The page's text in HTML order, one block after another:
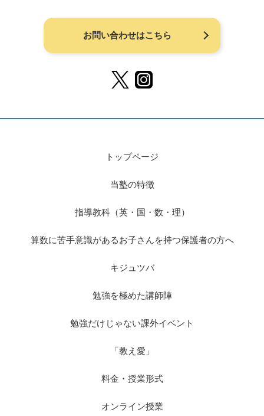
お問い合わせはこちら
トップページ
当塾の特徴
指導教科（英・国・数・理）
算数に苦手意識があるお子さんを持つ保護者の方へ
キジュツバ
勉強を極めた講師陣
勉強だけじゃない課外イベント
「教え愛」
料金・授業形式
オンライン授業